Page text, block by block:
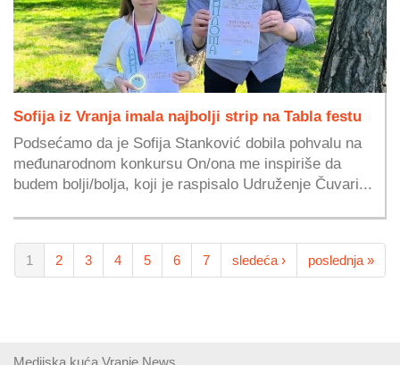
Sofija iz Vranja imala najbolji strip na Tabla festu
Podsećamo da je Sofija Stanković dobila pohvalu na
međunarodnom konkursu On/ona me inspiriše da
budem bolji/bolja, koji je raspisalo Udruženje Čuvari...
1 2 3 4 5 6 7 sledeća › poslednja »
Medijska kuća Vranje News